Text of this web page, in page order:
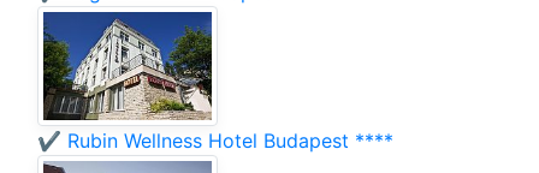
✔️ Rubin Wellness Hotel Budapest ****